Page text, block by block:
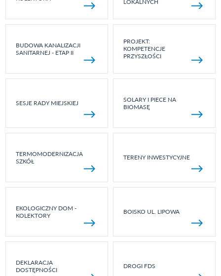
LOKALNYCH
BUDOWA KANALIZACJI
SANITARNEJ - ETAP II
PROJEKT:
KOMPETENCJE
PRZYSZŁOŚCI
SESJE RADY MIEJSKIEJ
SOLARY I PIECE NA
BIOMASĘ
TERMOMODERNIZACJA
SZKÓŁ
TERENY INWESTYCYJNE
EKOLOGICZNY DOM -
KOLEKTORY
BOISKO UL. LIPOWA
DEKLARACJA
DOSTĘPNOŚCI
DROGI FDS